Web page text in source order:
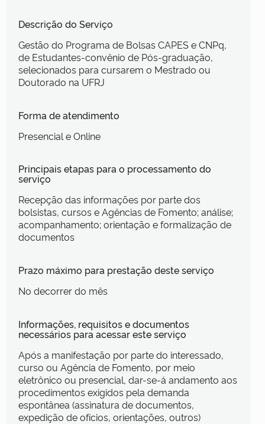
Descrição do Serviço
Gestão do Programa de Bolsas CAPES e CNPq,
de Estudantes-convênio de Pós-graduação,
selecionados para cursarem o Mestrado ou
Doutorado na UFRJ
Forma de atendimento
Presencial e Online
Principais etapas para o processamento do
serviço
Recepção das informações por parte dos
bolsistas, cursos e Agências de Fomento; análise;
acompanhamento; orientação e formalização de
documentos
Prazo máximo para prestação deste serviço
No decorrer do mês
Informações, requisitos e documentos
necessários para acessar este serviço
Após a manifestação por parte do interessado,
curso ou Agência de Fomento, por meio
eletrônico ou presencial, dar-se-á andamento aos
procedimentos exigidos pela demanda
espontânea (assinatura de documentos,
expedição de ofícios, orientações, outros)